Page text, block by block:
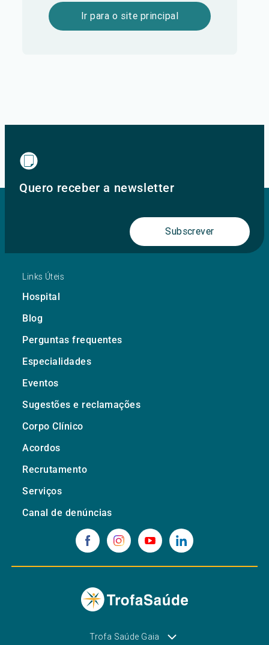
Ir para o site principal
Quero receber a newsletter
Subscrever
Links Úteis
Hospital
Blog
Perguntas frequentes
Especialidades
Eventos
Sugestões e reclamações
Corpo Clínico
Acordos
Recrutamento
Serviços
Canal de denúncias
Trofa Saúde Gaia